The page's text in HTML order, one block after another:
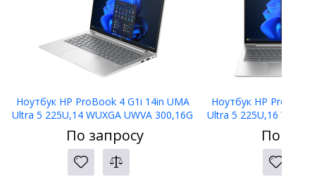
Ноутбук HP ProBook 4 G1i 14in UMA
Ultra 5 225U,14 WUXGA UWVA 300,16G
D5,512G PCIe,W11p64,3yw,5MP IR,Bl
kbd
По запросу
Ноутбук HP ProBook 4
Ultra 5 225U,16 WUXGA
D5,512G По